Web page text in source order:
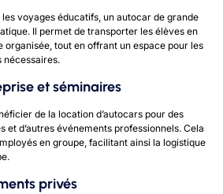
voyages éducatifs, un autocar de grande
Il permet de transporter les élèves en
tout en offrant un espace pour les
nécessaires.
et séminaires
de la location d’autocars pour des
et d’autres événements professionnels. Cela
en groupe, facilitant ainsi la logistique
privés